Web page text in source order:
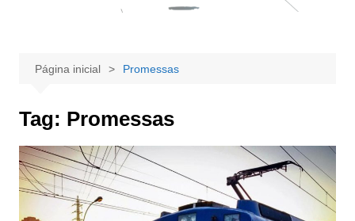
Página inicial Promessas
Tag: Promessas